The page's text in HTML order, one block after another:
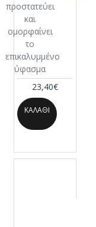
προστατεύει
και
ομορφαίνει
το
επικαλυμμένο
ύφασμα
23,40€
ΚΑΛΆΘΙ